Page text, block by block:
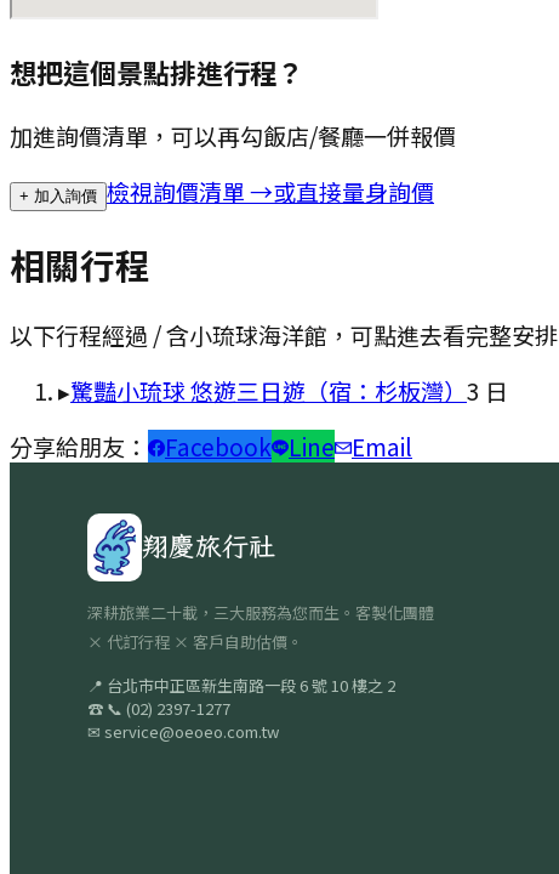
想把這個景點排進行程？
加進詢價清單，可以再勾飯店/餐廳一併報價
+ 加入詢價 檢視詢價清單 →或直接量身詢價
相關行程
以下行程經過 / 含小琉球海洋館 ，可點進去看完整安排
▸驚豔小琉球 悠遊三日遊（宿：杉板灣） 3 日
分享給朋友：
Facebook Line Email
翔慶旅行社
深耕旅業二十載，三大服務為您而生。客製化團體
× 代訂行程 × 客戶自助估價。
📍 台北市中正區新生南路一段 6 號 10 樓之 2
☎ 📞 (02) 2397-1277
✉ service@oeoeo.com.tw